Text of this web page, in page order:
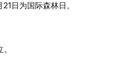
日为国际森林日。